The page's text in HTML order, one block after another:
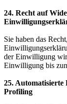
24. Recht auf
Sie haben das
der Einwilligung
Einwilligung bis
25. Automatisierte
Profiling